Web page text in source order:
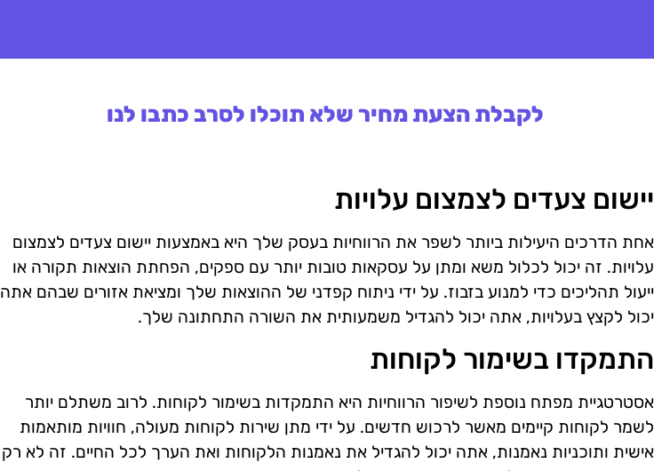
לקבלת הצעת מחיר שלא תוכלו לסרב כתבו לנו
יישום צעדים לצמצום עלויות
אחת הדרכים היעילות ביותר לשפר את הרווחיות בעסק שלך היא באמצעות יישום צעדים לצמצום
עלויות. זה יכול לכלול משא ומתן על עסקאות טובות יותר עם ספקים, הפחתת הוצאות תקורה או
ייעול תהליכים כדי למנוע בזבוז. על ידי ניתוח קפדני של ההוצאות שלך ומציאת אזורים שבהם אתה
יכול לקצץ בעלויות, אתה יכול להגדיל משמעותית את השורה התחתונה שלך.
התמקדו בשימור לקוחות
אסטרטגיית מפתח נוספת לשיפור הרווחיות היא התמקדות בשימור לקוחות. לרוב משתלם יותר
לשמר לקוחות קיימים מאשר לרכוש חדשים. על ידי מתן שירות לקוחות מעולה, חוויות מותאמות
אישית ותוכניות נאמנות, אתה יכול להגדיל את נאמנות הלקוחות ואת הערך לכל החיים. זה לא רק